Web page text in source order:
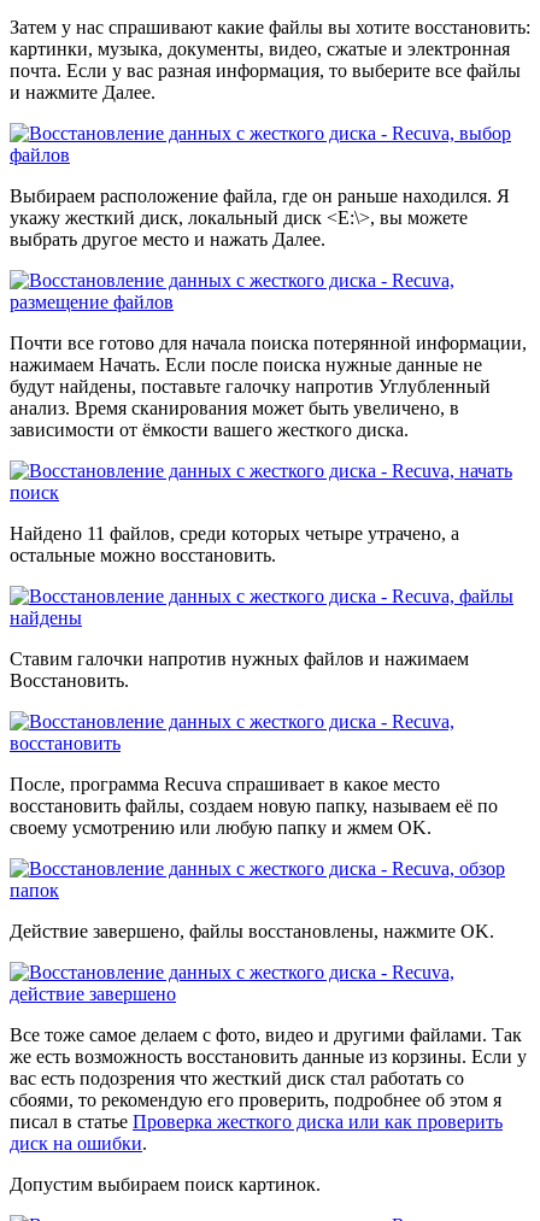
Затем у нас спрашивают какие файлы вы хотите восстановить:
картинки, музыка, документы, видео, сжатые и электронная
почта. Если у вас разная информация, то выберите все файлы
и нажмите Далее.
Выбираем расположение файла, где он раньше находился. Я
укажу жесткий диск, локальный диск <E:\>, вы можете
выбрать другое место и нажать Далее.
Почти все готово для начала поиска потерянной информации,
нажимаем Начать. Если после поиска нужные данные не
будут найдены, поставьте галочку напротив Углубленный
анализ. Время сканирования может быть увеличено, в
зависимости от ёмкости вашего жесткого диска.
Найдено 11 файлов, среди которых четыре утрачено, а
остальные можно восстановить.
Ставим галочки напротив нужных файлов и нажимаем
Восстановить.
После, программа Recuva спрашивает в какое место
восстановить файлы, создаем новую папку, называем её по
своему усмотрению или любую папку и жмем OK.
Действие завершено, файлы восстановлены, нажмите OK.
Все тоже самое делаем с фото, видео и другими файлами. Так
же есть возможность восстановить данные из корзины. Если у
вас есть подозрения что жесткий диск стал работать со
сбоями, то рекомендую его проверить, подробнее об этом я
писал в статье Проверка жесткого диска или как проверить
диск на ошибки.
Допустим выбираем поиск картинок.